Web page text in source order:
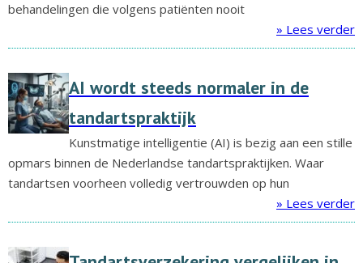
behandelingen die volgens patiënten nooit
» Lees verder
AI wordt steeds normaler in de
tandartspraktijk
Kunstmatige intelligentie (AI) is bezig aan een stille
opmars binnen de Nederlandse tandartspraktijken. Waar
tandartsen voorheen volledig vertrouwden op hun
» Lees verder